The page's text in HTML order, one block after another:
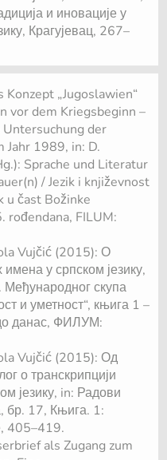
и иновације у
Крагујевац, 267–
„Jugoslawien“
vor dem Kriegsbeginn –
der
Jahr 1989, in: D.
Sprache und Literatur
/ Jezik i književnost
u čast Božinke
rođendana, FILUM:
Vujčić (2015): О
у српском језику,
скупа
и уметност“, књига 1 –
данас, ФИЛУМ:
Vujčić (2015): Од
о транскрипцији
језику, in: Радови
бр. 17, Књига. 1:
405–419.
als Zugang zum